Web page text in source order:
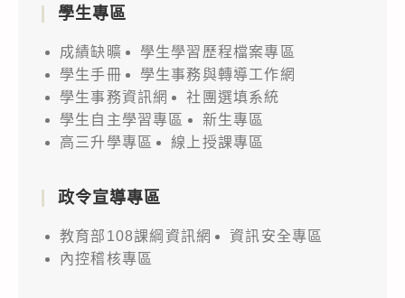
學生專區
成績缺曠
學生學習歷程檔案專區
學生手冊
學生事務與轉導工作網
學生事務資訊網
社團選填系統
學生自主學習專區
新生專區
高三升學專區
線上授課專區
政令宣導專區
教育部108課綱資訊網
資訊安全專區
內控稽核專區